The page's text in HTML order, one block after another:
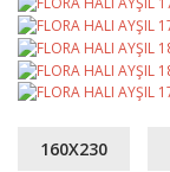
160X230